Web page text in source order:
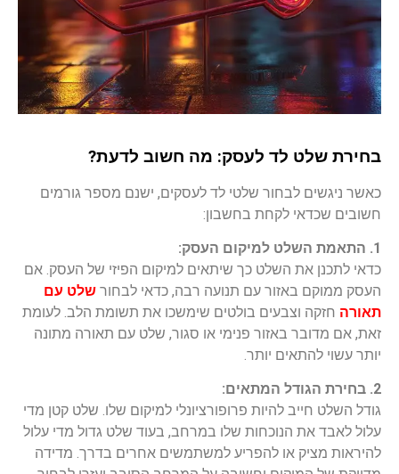
בחירת שלט לד לעסק: מה חשוב לדעת?
כאשר ניגשים לבחור שלטי לד לעסקים, ישנם מספר גורמים
חשובים שכדאי לקחת בחשבון:
1. התאמת השלט למיקום העסק:
כדאי לתכנן את השלט כך שיתאים למיקום הפיזי של העסק. אם
העסק ממוקם באזור עם תנועה רבה, כדאי לבחור שלט עם
תאורה חזקה וצבעים בולטים שימשכו את תשומת הלב. לעומת
זאת, אם מדובר באזור פנימי או סגור, שלט עם תאורה מתונה
יותר עשוי להתאים יותר.
2. בחירת הגודל המתאים:
גודל השלט חייב להיות פרופורציונלי למיקום שלו. שלט קטן מדי
עלול לאבד את הנוכחות שלו במרחב, בעוד שלט גדול מדי עלול
להיראות מציק או להפריע למשתמשים אחרים בדרך. מדידה